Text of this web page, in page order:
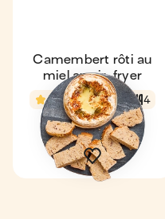
Camembert rôti au
miel au air-fryer
4,7 21 min 4